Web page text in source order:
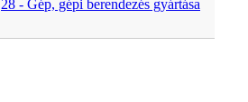
28 - Gép, gépi berendezés gyártása